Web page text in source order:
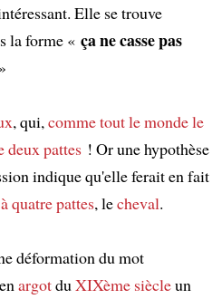
Elle se trouve
la forme « ça ne casse pas
, qui, comme tout le monde le
deux pattes! Or une hypothèse
indique qu'elle ferait en fait
à quatre pattes, lecheval.
déformation du mot
argotdu XIXème siècleun